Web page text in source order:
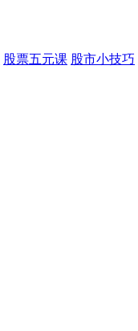
股票五元课 股市小技巧